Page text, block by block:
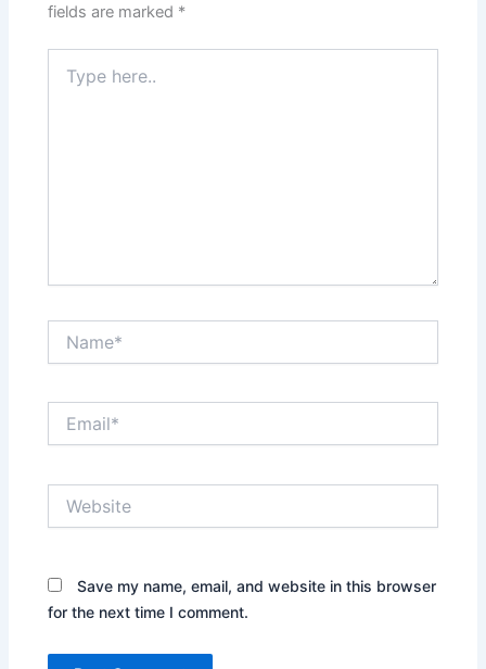
fields are marked *
here..
Save my name, email, and website in this browser
for the next time I comment.